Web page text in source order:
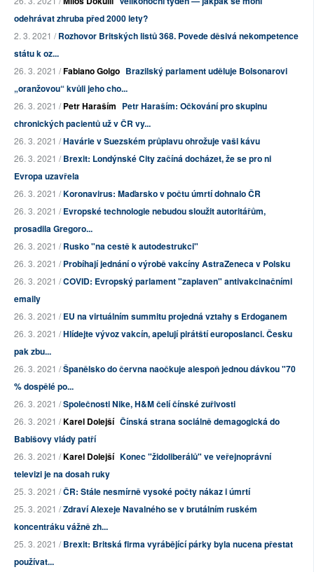
odehrávat zhruba před 2000 lety?
2. 3. 2021 /Rozhovor Britských listů 368. Povede děsivá nekompetence
státu k oz...
26. 3. 2021 /Fabiano Golgo Brazilský parlament uděluje Bolsonarovi
„oranžovou“ kvůli jeho cho...
26. 3. 2021 /Petr Haraším Petr Haraším: Očkování pro skupinu
chronických pacientů už v ČR vy...
26. 3. 2021 /Havárie v Suezském průplavu ohrožuje vaši kávu
26. 3. 2021 /Brexit: Londýnské City začíná docházet, že se pro ni
Evropa uzavřela
26. 3. 2021 /Koronavirus: Maďarsko v počtu úmrtí dohnalo ČR
26. 3. 2021 /Evropské technologie nebudou sloužit autoritářům,
prosadila Gregoro...
26. 3. 2021 /Rusko "na cestě k autodestrukci"
26. 3. 2021 /Probíhají jednání o výrobě vakcíny AstraZeneca v Polsku
26. 3. 2021 /COVID: Evropský parlament "zaplaven" antivakcinačními
emaily
26. 3. 2021 /EU na virtuálním summitu projedná vztahy s Erdoganem
26. 3. 2021 /Hlídejte vývoz vakcín, apelují pirátští europoslanci. Česku
pak zbu...
26. 3. 2021 /Španělsko do června naočkuje alespoň jednou dávkou "70
% dospělé po...
26. 3. 2021 /Společnosti Nike, H&M čelí čínské zuřivosti
26. 3. 2021 /Karel Dolejší Čínská strana sociálně demagogická do
Babišovy vlády patří
26. 3. 2021 /Karel Dolejší Konec "židoliberálů" ve veřejnoprávní
televizi je na dosah ruky
25. 3. 2021 /ČR: Stále nesmírně vysoké počty nákaz i úmrtí
25. 3. 2021 /Zdraví Alexeje Navalného se v brutálním ruském
koncentráku vážně zh...
25. 3. 2021 /Brexit: Britská firma vyrábějící párky byla nucena přestat
používat...